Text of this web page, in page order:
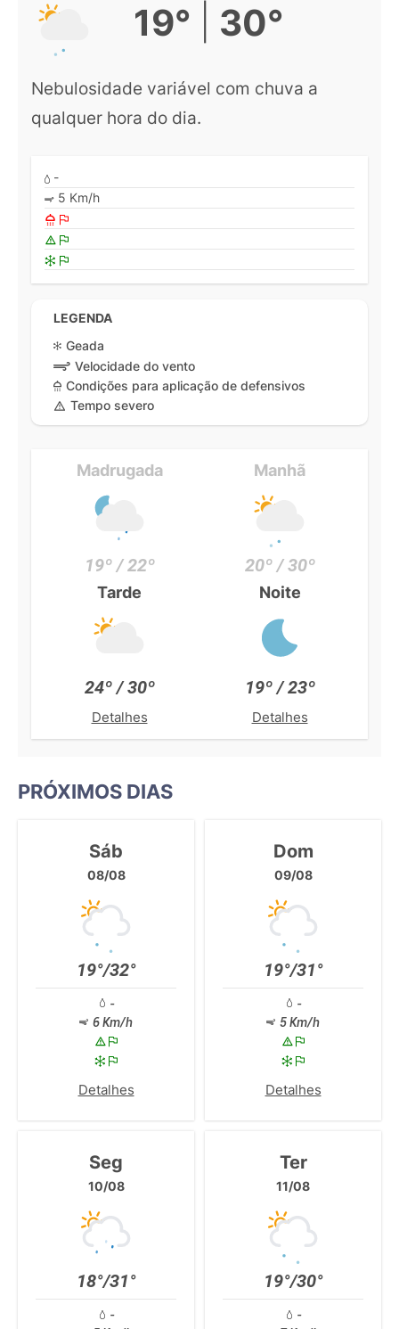
19° 30°
Nebulosidade variável com chuva a
qualquer hora do dia.
-
5 Km/h
LEGENDA
Geada
Velocidade do vento
Condições para aplicação de defensivos
Tempo severo
Madrugada
19º / 22º
Manhã
20º / 30º
Tarde
24º / 30º
Detalhes
Noite
19º / 23º
Detalhes
PRÓXIMOS DIAS
Sáb
08/08
19°/32°
-
6 Km/h
Detalhes
Dom
09/08
19°/31°
-
5 Km/h
Detalhes
Seg
10/08
18°/31°
-
Ter
11/08
19°/30°
-